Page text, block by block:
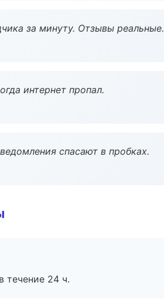
за минуту. Отзывы реальные.
интернет пропал.
спасают в пробках.
течение 24 ч.